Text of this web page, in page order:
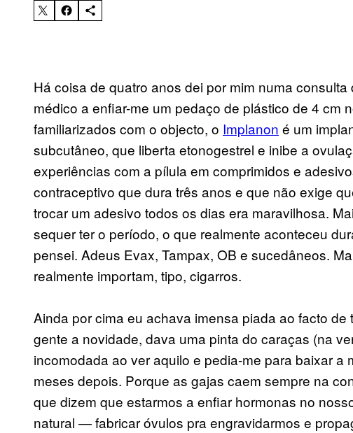
Há coisa de quatro anos dei por mim numa
médico a enfiar-me um pedaço de plástico de 4 cm
familiarizados com o objecto, o Implanon é um
subcutâneo, que liberta etonogestrel e inibe a
experiências com a pílula em comprimidos e
contraceptivo que dura três anos e que não exige
trocar um adesivo todos os dias era maravilhosa.
sequer ter o período, o que realmente aconteceu
pensei. Adeus Evax, Tampax, OB e sucedâneos.
realmente importam, tipo, cigarros.
Ainda por cima eu achava imensa piada ao facto
gente a novidade, dava uma pinta do caraças (na
incomodada ao ver aquilo e pedia-me para baixar a
meses depois. Porque as gajas caem sempre na
que dizem que estarmos a enfiar hormonas no
natural — fabricar óvulos pra engravidarmos e